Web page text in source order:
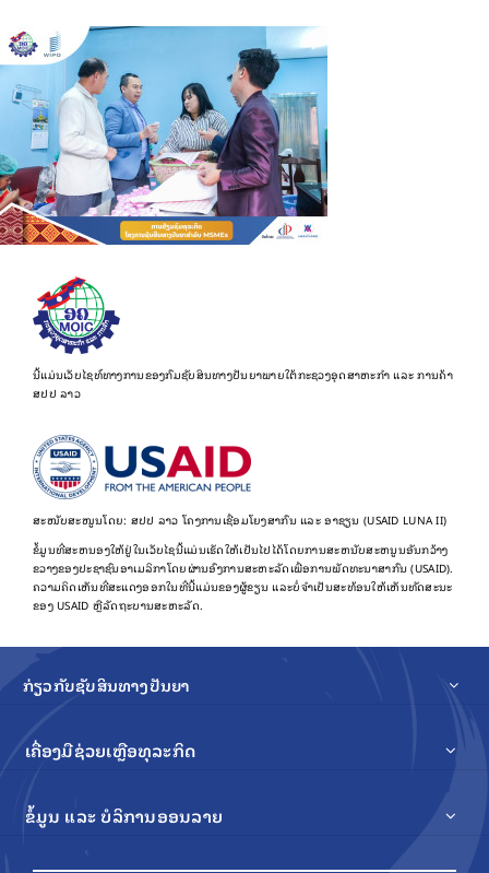
ນີ້ແມ່ນເວັບໄຊທ໌ທາງການຂອງກົມຊັບສິນທາງປັນຍາພາຍໃຕ້ກະຊວງອຸດສາຫະກຳ ແລະ ການຄ້າ
ສປປ ລາວ
ສະໜັບສະໜູນໂດຍ: ສປປ ລາວ ໂຄງການເຊື່ອມໂຍງສາກົນ ແລະ ອາຊຽນ (USAID LUNA II)
ຂໍ້​ມູນ​ທີ່​ສະ​ຫນອງ​ໃຫ້​ຢູ່​ໃນ​ເວັບ​ໄຊ​ນີ້​ແມ່ນ​ເຮັດ​ໃຫ້​ເປັນ​ໄປ​ໄດ້​ໂດຍ​ການ​ສະ​ຫນັບ​ສະ​ຫນູນ​ອັນ​ກວ້າງ​
ຂວາງ​ຂອງ​ປະ​ຊາ​ຊົນ​ອາ​ເມລິ​ກາ​ໂດຍ​ຜ່ານ​ອົງ​ການ​ສະ​ຫະ​ລັດ​ເພື່ອ​ການ​ພັດ​ທະ​ນາ​ສາ​ກົນ (USAID).
ຄວາມຄິດເຫັນທີ່ສະແດງອອກໃນທີ່ນີ້ແມ່ນຂອງຜູ້ຂຽນ ແລະບໍ່ຈໍາເປັນສະທ້ອນໃຫ້ເຫັນທັດສະນະ
ຂອງ USAID ຫຼືລັດຖະບານສະຫະລັດ.
ກ່ຽວກັບຊັບສິນທາງປັນຍາ
ເຄື່ອງມືຊ່ວຍເຫຼືອທຸລະກິດ
ຂໍ້ມູນ ແລະ ບໍລິການອອນລາຍ